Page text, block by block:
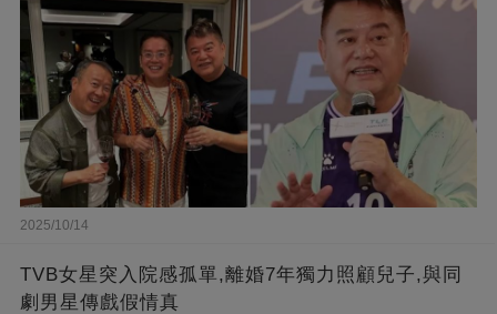
2025/10/14
TVB女星突入院感孤單,離婚7年獨力照顧兒子,與同
劇男星傳戲假情真